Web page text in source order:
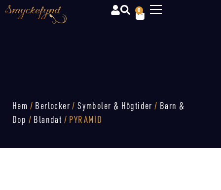
0
Hem / Berlocker /Symboler & Högtider / Barn &
Dop / Blandat / PYRAMID